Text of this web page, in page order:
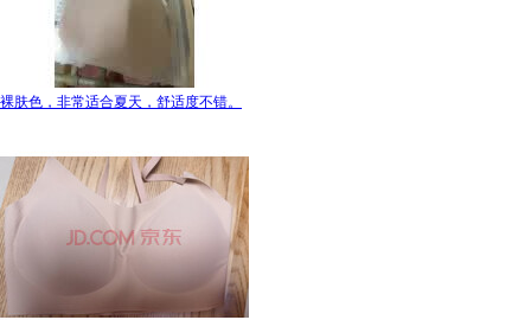
裸肤色，非常适合夏天，舒适度不错。